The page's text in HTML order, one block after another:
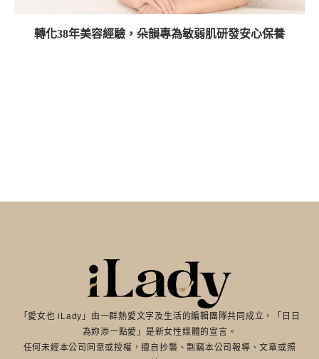
轉化38年美容經驗，朵韻專為敏弱肌研發安心保養
「愛女也 iLady」由一群熱愛文字及生活的編輯團隊共同成立，「日日
為妳添一點愛」是新女性媒體的宣言。
任何未經本公司同意或授權，擅自抄襲、剽竊本公司報導、文章或照